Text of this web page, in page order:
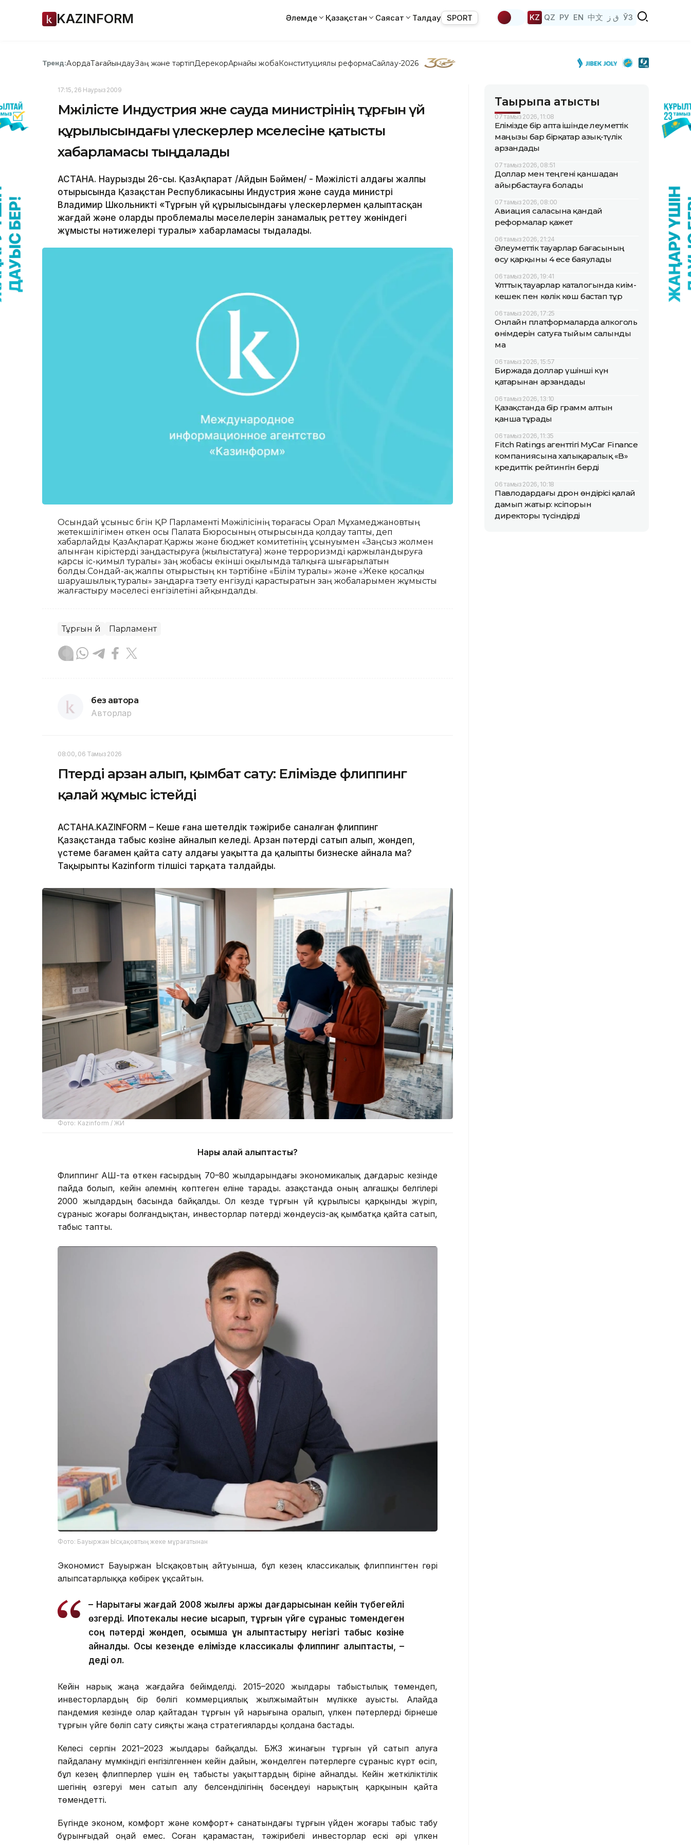
KAZINFORM Әлемде Қазақстан Саясат Талдау SPORT KZ QZ РУ EN 中文 ق ز ЎЗ
Тренд:АқордаТағайындауЗаң және тәртіпДерекқорАрнайы жобаКонституциялық реформаСайлау-2026
17:15, 26 Наурыз 2009
Мәжілісте Индустрия және сауда министрінің тұрғын үй
құрылысындағы үлескерлер мәселесіне қатысты
хабарламасы тыңдалады
АСТАНА. Наурыздың 26-сы. ҚазАқпарат /Айдын Бәймен/ - Мәжілістің алдағы жалпы
отырысында Қазақстан Республикасының Индустрия және сауда министрі
Владимир Школьниктің «Тұрғын үй құрылысындағы үлескерлермен қалыптасқан
жағдай және олардың проблемалы мәселелерін заңнамалық реттеу жөніндегі
жұмыстың нәтижелері туралы» хабарламасы тыңдалады.
Осындай ұсыныс бүгін ҚР Парламенті Мәжілісінің төрағасы Орал Мұхамеджановтың
жетекшілігімен өткен осы Палата Бюросының отырысында қолдау тапты, деп
хабарлайды ҚазАқпарат.Қаржы және бюджет комитетінің ұсынуымен «Заңсыз жолмен
алынған кірістерді заңдастыруға (жылыстатуға) және терроризмді қаржыландыруға
қарсы іс-қимыл туралы» заң жобасы екінші оқылымда талқыға шығарылатын
болды.Сондай-ақ жалпы отырыстың күн тәртібіне «Білім туралы» және «Жеке қосалқы
шаруашылық туралы» заңдарға түзету енгізуді қарастыратын заң жобаларымен жұмысты
жалғастыру мәселесі енгізілетіні айқындалды.
Тұрғын үй Парламент
без автора
Авторлар
08:00, 06 Тамыз 2026
Пәтерді арзан алып, қымбат сату: Елімізде флиппинг
қалай жұмыс істейді
АСТАНА.KAZINFORM – Кеше ғана шетелдік тәжірибе саналған флиппинг
Қазақстанда табыс көзіне айналып келеді. Арзан пәтерді сатып алып, жөндеп,
үстеме бағамен қайта сату алдағы уақытта да қалыпты бизнеске айнала ма?
Тақырыпты Kazinform тілшісі тарқата талдайды.
Фото: Kazinform / ЖИ
Нарық қалай қалыптасты?
Флиппинг АҚШ-та өткен ғасырдың 70–80 жылдарындағы экономикалық дағдарыс кезінде
пайда болып, кейін әлемнің көптеген еліне тарады. Қазақстанда оның алғашқы белгілері
2000 жылдардың басында байқалды. Ол кезде тұрғын үй құрылысы қарқынды жүріп,
сұраныс жоғары болғандықтан, инвесторлар пәтерді жөндеусіз-ақ қымбатқа қайта сатып,
табыс тапты.
Фото: Бауыржан Ысқақовтың жеке мұрағатынан
Экономист Бауыржан Ысқақовтың айтуынша, бұл кезең классикалық флиппингтен гөрі
алыпсатарлыққа көбірек ұқсайтын.
– Нарықтағы жағдай 2008 жылғы қаржы дағдарысынан кейін түбегейлі
өзгерді. Ипотекалық несие қысқарып, тұрғын үйге сұраныс төмендеген
соң пәтерді жөндеп, қосымша құн қалыптастыру негізгі табыс көзіне
айналды. Осы кезеңде елімізде классикалық флиппинг қалыптасты, –
деді ол.
Кейін нарық жаңа жағдайға бейімделді. 2015–2020 жылдары табыстылық төмендеп,
инвесторлардың бір бөлігі коммерциялық жылжымайтын мүлікке ауысты. Алайда
пандемия кезінде олар қайтадан тұрғын үй нарығына оралып, үлкен пәтерлерді бірнеше
тұрғын үйге бөліп сату сияқты жаңа стратегияларды қолдана бастады.
Келесі серпін 2021–2023 жылдары байқалды. БЖЗҚ жинағын тұрғын үй сатып алуға
пайдалану мүмкіндігі енгізілгеннен кейін дайын, жөнделген пәтерлерге сұраныс күрт өсіп,
бұл кезең флипперлер үшін ең табысты уақыттардың біріне айналды. Кейін жеткіліктілік
шегінің өзгеруі мен сатып алу белсенділігінің бәсеңдеуі нарықтың қарқынын қайта
төмендетті.
Бүгінде эконом, комфорт және комфорт+ санатындағы тұрғын үйден жоғары табыс табу
бұрынғыдай оңай емес. Соған қарамастан, тәжірибелі инвесторлар ескі әрі үлкен
Тақырыпқа қатысты
07 тамыз 2026, 11:08
Елімізде бір апта ішінде әлеуметтік
маңызы бар бірқатар азық-түлік
арзандады
07 тамыз 2026, 08:51
Доллар мен теңгені қаншадан
айырбастауға болады
07 тамыз 2026, 08:00
Авиация саласына қандай
реформалар қажет
06 тамыз 2026, 21:24
Әлеуметтік тауарлар бағасының
өсу қарқыны 4 есе баяулады
06 тамыз 2026, 19:41
Ұлттық тауарлар каталогында киім-
кешек пен көлік көш бастап тұр
06 тамыз 2026, 17:25
Онлайн платформаларда алкоголь
өнімдерін сатуға тыйым салынды
ма
06 тамыз 2026, 15:57
Биржада доллар үшінші күн
қатарынан арзандады
06 тамыз 2026, 13:10
Қазақстанда бір грамм алтын
қанша тұрады
06 тамыз 2026, 11:35
Fitch Ratings агенттігі MyCar Finance
компаниясына халықаралық «B»
кредиттік рейтингін берді
06 тамыз 2026, 10:18
Павлодардағы дрон өндірісі қалай
дамып жатыр: кәсіпорын
директоры түсіндірді